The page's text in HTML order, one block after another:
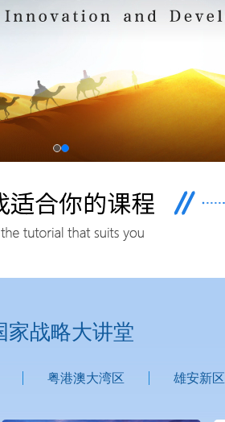
家战略大讲堂
粤港澳大湾区 雄安新区